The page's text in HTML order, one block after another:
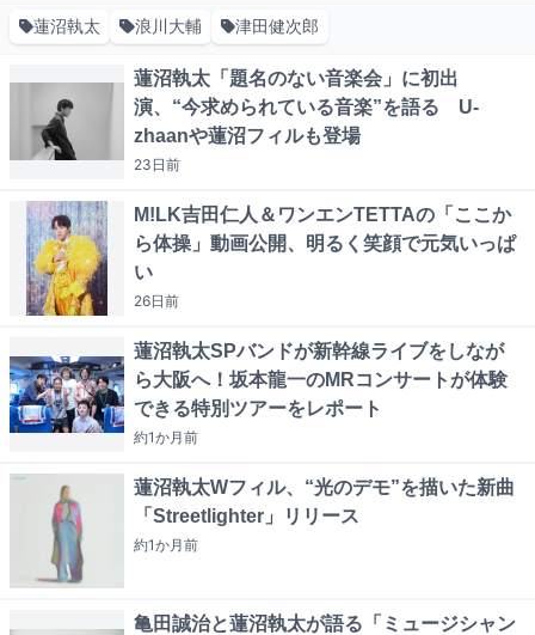
蓮沼執太 浪川大輔 津田健次郎
蓮沼執太「題名のない音楽会」に初出
演、“今求められている音楽”を語る U-
zhaanや蓮沼フィルも登場
23日前
M!LK吉田仁人＆ワンエンTETTAの「ここか
ら体操」動画公開、明るく笑顔で元気いっぱ
い
26日前
蓮沼執太SPバンドが新幹線ライブをしなが
ら大阪へ！坂本龍一のMRコンサートが体験
できる特別ツアーをレポート
約1か月前
蓮沼執太Wフィル、“光のデモ”を描いた新曲
「Streetlighter」リリース
約1か月前
亀田誠治と蓮沼執太が語る「ミュージシャン